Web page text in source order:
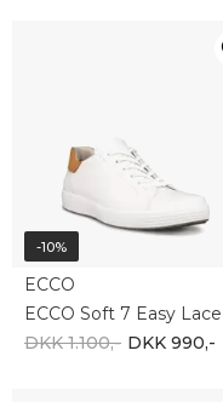
SKECHERS
DKK 900,-
DKK 810,-